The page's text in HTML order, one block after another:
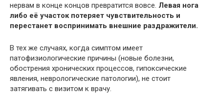
нервам в конце концов превратится вовсе. Левая нога
либо её участок потеряет чувствительность и
перестанет воспринимать внешние раздражители.
В тех же случаях, когда симптом имеет
патофизиологические причины (новые болезни,
обострения хронических процессов, гипоксические
явления, неврологические патологии), не стоит
затягивать с визитом к врачу.